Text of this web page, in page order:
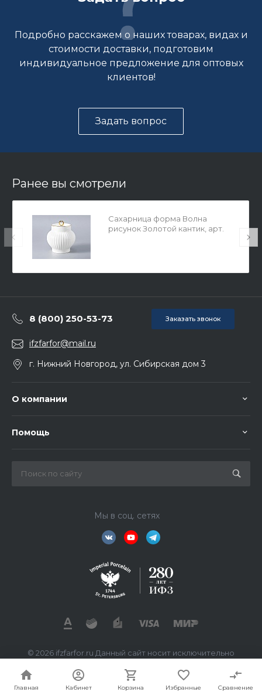
Главная Кабинет Корзина Избранные Сравнение
Подробно расскажем о наших товарах, видах и
стоимости доставки, подготовим
индивидуальное предложение для оптовых
клиентов!
Задать вопрос
Ранее вы смотрели
Сахарница форма Волна
рисунок Золотой кантик, арт.
8 (800) 250-53-73 Заказать звонок
ifzfarfor@mail.ru
г. Нижний Новгород, ул. Сибирская дом 3
О компании
Помощь
Мы в соц. сетях
© 2026 ifzfarfor.ru Данный сайт носит исключительно
предложения не являются офертой, определяемой
статьей 437 ГК РФ.